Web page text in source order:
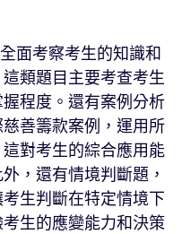
面考察考生的知識和
類題目主要考查考生
程度。還有案例分析
善籌款案例，運用所
對考生的綜合應用能
，還有情境判斷題，
生判斷在特定情境下
生的應變能力和決策